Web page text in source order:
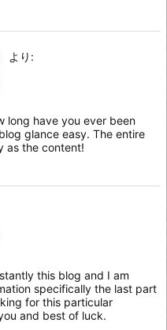
より:
long have you ever been
glance easy. The entire
as the content!
this blog and I am
specifically the last part
for this particular
and best of luck.